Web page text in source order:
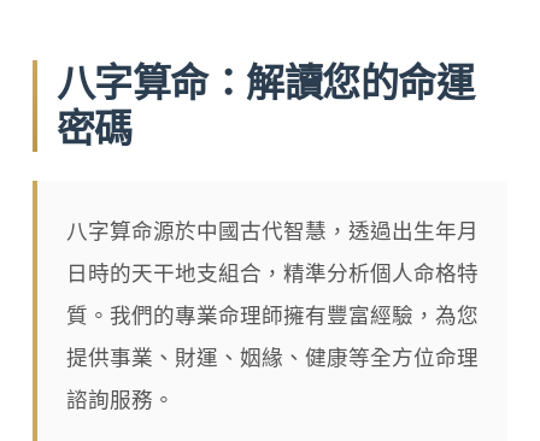
八字算命：解讀您的命運
密碼
八字算命源於中國古代智慧，透過出生年月
日時的天干地支組合，精準分析個人命格特
質。我們的專業命理師擁有豐富經驗，為您
提供事業、財運、姻緣、健康等全方位命理
諮詢服務。